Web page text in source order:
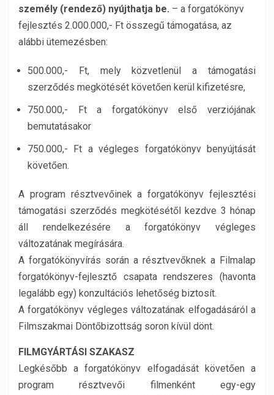
személy (rendező) nyújthatja be. – a forgatókönyv
fejlesztés 2.000.000,- Ft összegű támogatása, az
alábbi ütemezésben:
500.000,- Ft, mely közvetlenül a támogatási
szerződés megkötését követően kerül kifizetésre,
750.000,- Ft a forgatókönyv első verziójának
bemutatásakor
750.000,- Ft a végleges forgatókönyv benyújtását
követően.
A program résztvevőinek a forgatókönyv fejlesztési
támogatási szerződés megkötésétől kezdve 3 hónap
áll rendelkezésére a forgatókönyv végleges
változatának megírására.
A forgatókönyvírás során a résztvevőknek a Filmalap
forgatókönyv-fejlesztő csapata rendszeres (havonta
legalább egy) konzultációs lehetőség biztosít.
A forgatókönyv végleges változatának elfogadásáról a
Filmszakmai Döntőbizottság soron kívül dönt.
FILMGYÁRTÁSI SZAKASZ
Legkésőbb a forgatókönyv elfogadását követően a
program résztvevői filmenként egy-egy